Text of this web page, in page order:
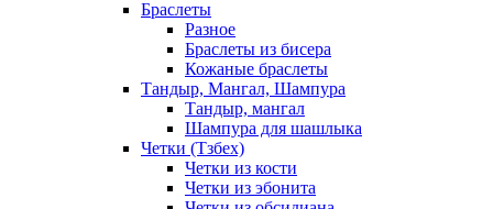
Браслеты
Разное
Браслеты из бисера
Кожаные браслеты
Тандыр, Мангал, Шампура
Тандыр, мангал
Шампура для шашлыка
Четки (Тзбех)
Четки из кости
Четки из эбонита